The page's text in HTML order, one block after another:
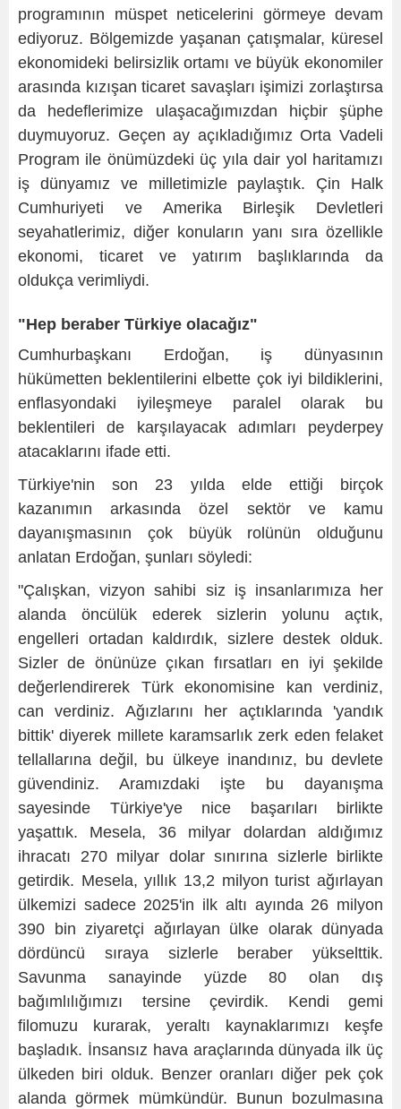
programının müspet neticelerini görmeye devam
ediyoruz. Bölgemizde yaşanan çatışmalar, küresel
ekonomideki belirsizlik ortamı ve büyük ekonomiler
arasında kızışan ticaret savaşları işimizi zorlaştırsa
da hedeflerimize ulaşacağımızdan hiçbir şüphe
duymuyoruz. Geçen ay açıkladığımız Orta Vadeli
Program ile önümüzdeki üç yıla dair yol haritamızı
iş dünyamız ve milletimizle paylaştık. Çin Halk
Cumhuriyeti ve Amerika Birleşik Devletleri
seyahatlerimiz, diğer konuların yanı sıra özellikle
ekonomi, ticaret ve yatırım başlıklarında da
oldukça verimliydi.
"Hep beraber Türkiye olacağız"
Cumhurbaşkanı Erdoğan, iş dünyasının
hükümetten beklentilerini elbette çok iyi bildiklerini,
enflasyondaki iyileşmeye paralel olarak bu
beklentileri de karşılayacak adımları peyderpey
atacaklarını ifade etti.
Türkiye'nin son 23 yılda elde ettiği birçok
kazanımın arkasında özel sektör ve kamu
dayanışmasının çok büyük rolünün olduğunu
anlatan Erdoğan, şunları söyledi:
"Çalışkan, vizyon sahibi siz iş insanlarımıza her
alanda öncülük ederek sizlerin yolunu açtık,
engelleri ortadan kaldırdık, sizlere destek olduk.
Sizler de önünüze çıkan fırsatları en iyi şekilde
değerlendirerek Türk ekonomisine kan verdiniz,
can verdiniz. Ağızlarını her açtıklarında 'yandık
bittik' diyerek millete karamsarlık zerk eden felaket
tellallarına değil, bu ülkeye inandınız, bu devlete
güvendiniz. Aramızdaki işte bu dayanışma
sayesinde Türkiye'ye nice başarıları birlikte
yaşattık. Mesela, 36 milyar dolardan aldığımız
ihracatı 270 milyar dolar sınırına sizlerle birlikte
getirdik. Mesela, yıllık 13,2 milyon turist ağırlayan
ülkemizi sadece 2025'in ilk altı ayında 26 milyon
390 bin ziyaretçi ağırlayan ülke olarak dünyada
dördüncü sıraya sizlerle beraber yükselttik.
Savunma sanayinde yüzde 80 olan dış
bağımlılığımızı tersine çevirdik. Kendi gemi
filomuzu kurarak, yeraltı kaynaklarımızı keşfe
başladık. İnsansız hava araçlarında dünyada ilk üç
ülkeden biri olduk. Benzer oranları diğer pek çok
alanda görmek mümkündür. Bunun bozulmasına